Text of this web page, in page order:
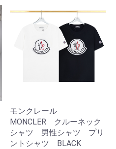
モンクレール
MONCLER クルーネック
シャツ 男性シャツ プリ
ントシャツ BLACK